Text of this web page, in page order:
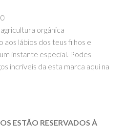
orgânica
lábios dos teus filhos e
instante especial. Podes
incríveis da esta marca aqui na
ESTÃO RESERVADOS À